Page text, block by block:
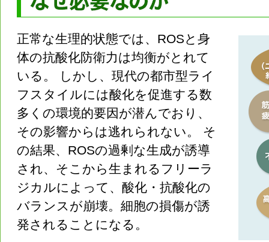
正常な生理的状態では、ROSと身
体の抗酸化防衛力は均衡がとれて
いる。 しかし、現代の都市型ライ
フスタイルには酸化を促進する数
多くの環境的要因が潜んでおり、
その影響からは逃れられない。 そ
の結果、ROSの過剰な生成が誘導
され、そこから生まれるフリーラ
ジカルによって、酸化・抗酸化の
バランスが崩壊。細胞の損傷が誘
発されることになる。